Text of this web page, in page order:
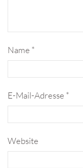
Name *
E-Mail-Adresse *
Website